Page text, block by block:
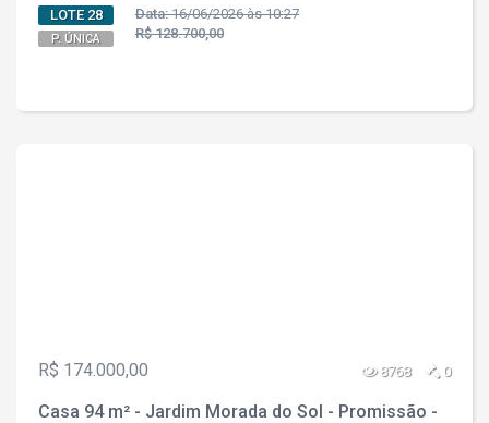
LOTE 28
P. ÚNICA
Data:16/06/2026 às 10:27
R$ 128.700,00
R$ 174.000,00 8768 0
Casa 94 m² - Jardim Morada do Sol - Promissão -